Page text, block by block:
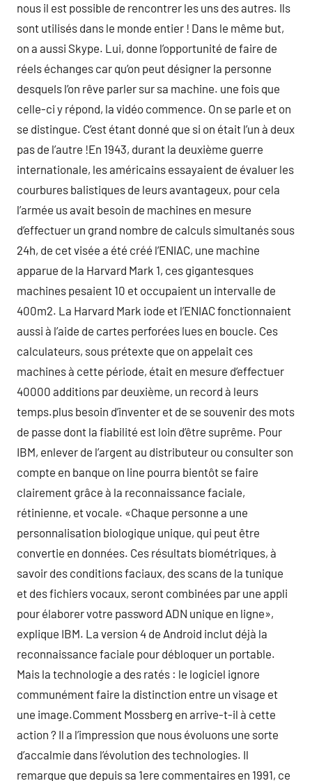
nous il est possible de rencontrer les uns des autres. Ils
sont utilisés dans le monde entier ! Dans le même but,
on a aussi Skype. Lui, donne l’opportunité de faire de
réels échanges car qu’on peut désigner la personne
desquels l’on rêve parler sur sa machine. une fois que
celle-ci y répond, la vidéo commence. On se parle et on
se distingue. C’est étant donné que si on était l’un à deux
pas de l’autre !En 1943, durant la deuxième guerre
internationale, les américains essayaient de évaluer les
courbures balistiques de leurs avantageux, pour cela
l’armée us avait besoin de machines en mesure
d’effectuer un grand nombre de calculs simultanés sous
24h, de cet visée a été créé l’ENIAC, une machine
apparue de la Harvard Mark 1, ces gigantesques
machines pesaient 10 et occupaient un intervalle de
400m2. La Harvard Mark iode et l’ENIAC fonctionnaient
aussi à l’aide de cartes perforées lues en boucle. Ces
calculateurs, sous prétexte que on appelait ces
machines à cette période, était en mesure d’effectuer
40000 additions par deuxième, un record à leurs
temps.plus besoin d’inventer et de se souvenir des mots
de passe dont la fiabilité est loin d’être suprême. Pour
IBM, enlever de l’argent au distributeur ou consulter son
compte en banque on line pourra bientôt se faire
clairement grâce à la reconnaissance faciale,
rétinienne, et vocale. «Chaque personne a une
personnalisation biologique unique, qui peut être
convertie en données. Ces résultats biométriques, à
savoir des conditions faciaux, des scans de la tunique
et des fichiers vocaux, seront combinées par une appli
pour élaborer votre password ADN unique en ligne»,
explique IBM. La version 4 de Android inclut déjà la
reconnaissance faciale pour débloquer un portable.
Mais la technologie a des ratés : le logiciel ignore
communément faire la distinction entre un visage et
une image.Comment Mossberg en arrive-t-il à cette
action ? Il a l’impression que nous évoluons une sorte
d’accalmie dans l’évolution des technologies. Il
remarque que depuis sa 1ere commentaires en 1991, ce